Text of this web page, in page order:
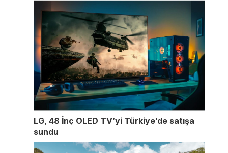
LG, 48 İnç OLED TV’yi Türkiye’de satışa
sundu